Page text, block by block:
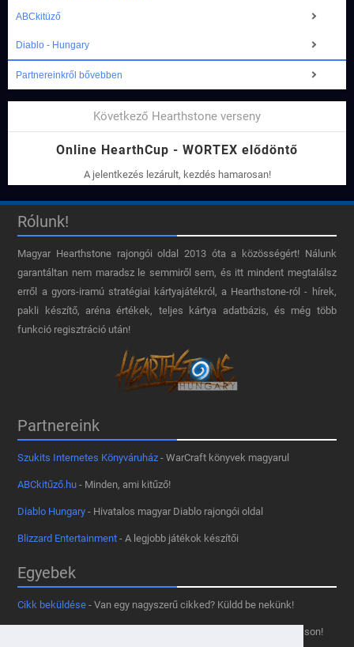
ABCkitüző
Diablo - Hungary
Partnereinkről bővebben
Következő Hearthstone verseny
Online HearthCup - WORTEX elődöntő
A jelentkezés lezárult, kezdés hamarosan!
Rólunk!
Magyar Hearthstone​ rajongói oldal 2013 óta a közösségért! Nálunk
garantáltan nem maradsz le semmiről sem, és itt mindent megtalálsz
erről a gyors-iramú stratégiai kártyajátékról, a Hearthstone-ról - hírek,
pakli készítő, aréna értékek, teljes kártya adatbázis, és még több
funkció regisztráció után!
Partnereink
Szukits Internetes Könyváruház - WarCraft könyvek magyarul
ABCkitűző.hu - Minden, ami kitűző!
Diablo Hungary - Hivatalos magyar Diablo rajongói oldal
Blizzard Entertainment - A legjobb játékok készítői
Egyebek
Cikk beküldése - Van egy nagyszerű cikked? Küldd be nekünk!
- Tetszik az oldal? Segíts, hogy fennmaradhasson!